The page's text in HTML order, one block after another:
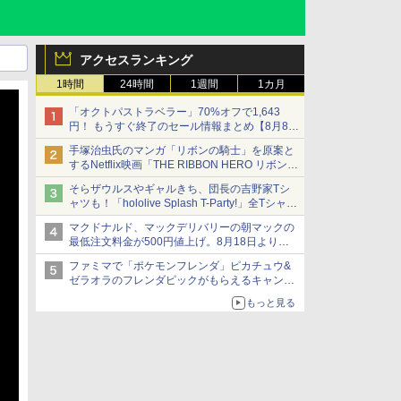
アクセスランキング
1時間 24時間 1週間 1カ月
「オクトパストラベラー」70%オフで1,643
円！ もうすぐ終了のセール情報まとめ【8月8日
更新】
ニンテンドーeショップでは「大神 絶景版」が
67%オフで990円
手塚治虫氏のマンガ「リボンの騎士」を原案と
するNetflix映画「THE RIBBON HERO リボンヒ
ーロー」本日配信開始
そらザウルスやギャルきち、団長の吉野家Tシ
ャツも！「hololive Splash T-Party!」全Tシャツ
ラインナップ公開＆オンライン販売開始
マクドナルド、マックデリバリーの朝マックの
最低注文料金が500円値上げ。8月18日より
1,500円から受付
ファミマで「ポケモンフレンダ」ピカチュウ&
ゼラオラのフレンダピックがもらえるキャンペ
もっと見る